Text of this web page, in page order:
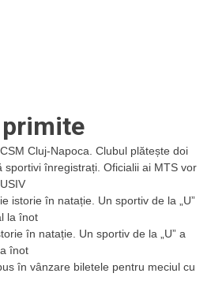
CSM Cluj-Napoca. Clubul plătește doi
sportivi înregistrați. Oficialii ai MTS vor
istorie în natație. Un sportiv de la „U”
la înot
în natație. Un sportiv de la „U” a
înot
pus în vânzare biletele pentru meciul cu